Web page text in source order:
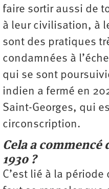
faire sortir aussi de
à leur civilisation, à
sont des pratiques
condamnées à
qui se sont
indien a fermé en
Saint-Georges, qui
circonscription.
Cela a commencé
1930 ?
C’est lié à la